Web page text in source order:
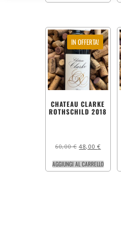
IN OFFERTA!
CHATEAU CLARKE
ROTHSCHILD 2018
60,00€ 48,00€
AGGIUNGI AL CARRELLO